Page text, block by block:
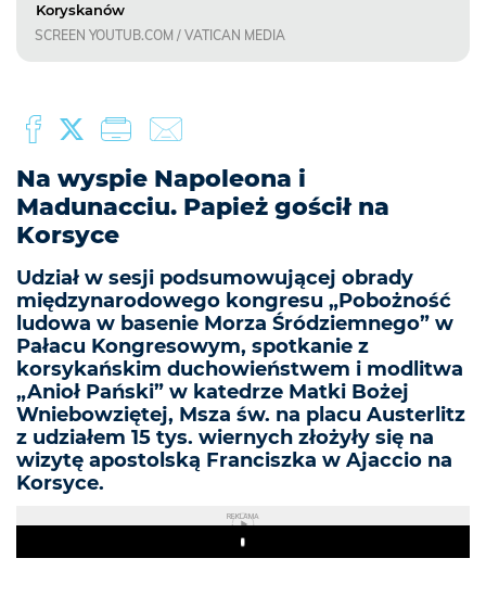
Koryskanów
SCREEN YOUTUB.COM / VATICAN MEDIA
Na wyspie Napoleona i
Madunacciu. Papież gościł na
Korsyce
Udział w sesji podsumowującej obrady
międzynarodowego kongresu „Pobożność
ludowa w basenie Morza Śródziemnego” w
Pałacu Kongresowym, spotkanie z
korsykańskim duchowieństwem i modlitwa
„Anioł Pański” w katedrze Matki Bożej
Wniebowziętej, Msza św. na placu Austerlitz
z udziałem 15 tys. wiernych złożyły się na
wizytę apostolską Franciszka w Ajaccio na
Korsyce.
REKLAMA
Play